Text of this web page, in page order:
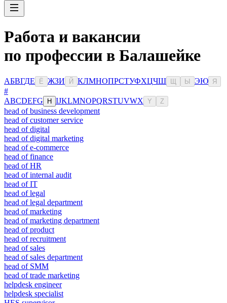
Работа и вакансии
по профессии в Балашейке
АБВГДЕ Ё ЖЗИ Й КЛМНОПРСТУФХЦЧШ Ы ЭЮ Я
#
ABCDEFG H IJKLMNOPQRSTUVWX Y Z
head of business development
head of customer service
head of digital
head of digital marketing
head of e-commerce
head of finance
head of HR
head of internal audit
head of IT
head of legal
head of legal department
head of marketing
head of marketing department
head of product
head of recruitment
head of sales
head of sales department
head of SMM
head of trade marketing
helpdesk engineer
helpdesk specialist